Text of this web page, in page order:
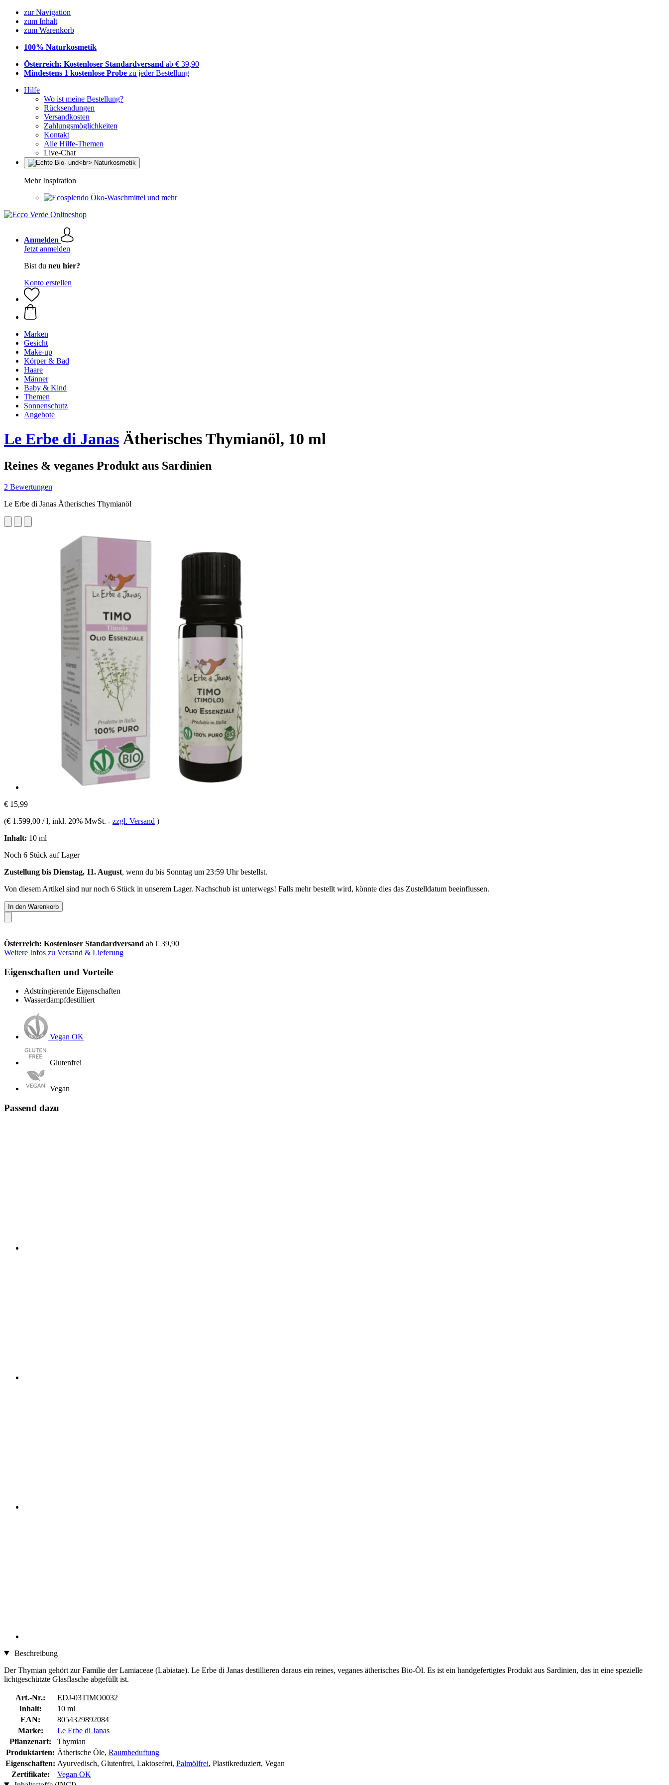
zur Navigation
zum Inhalt
zum Warenkorb
100% Naturkosmetik
Österreich: Kostenloser Standardversand ab € 39,90
Mindestens 1 kostenlose Probe zu jeder Bestellung
Hilfe
Wo ist meine Bestellung?
Rücksendungen
Versandkosten
Zahlungsmöglichkeiten
Kontakt
Alle Hilfe-Themen
Live-Chat
Mehr Inspiration
Öko-Waschmittel und mehr
Anmelden
Jetzt anmelden
Bist du neu hier?
Konto erstellen
Marken
Gesicht
Make-up
Körper & Bad
Haare
Männer
Baby & Kind
Themen
Sonnenschutz
Angebote
Le Erbe di Janas Ätherisches Thymianöl, 10 ml
Reines & veganes Produkt aus Sardinien
2 Bewertungen
Le Erbe di Janas Ätherisches Thymianöl
€ 15,99
(€ 1.599,00 / l, inkl. 20% MwSt. - zzgl. Versand )
Inhalt: 10 ml
Noch 6 Stück auf Lager
Zustellung bis Dienstag, 11. August, wenn du bis Sonntag um 23:59 Uhrbestellst.
Von diesem Artikel sind nur noch 6 Stück in unserem Lager. Nachschub ist unterwegs! Falls mehr bestellt wird, könnte dies das Zustelldatum beeinflussen.
In den Warenkorb
Österreich: Kostenloser Standardversand ab € 39,90
Weitere Infos zu Versand & Lieferung
Eigenschaften und Vorteile
Adstringierende Eigenschaften
Wasserdampfdestilliert
Vegan OK
Glutenfrei
Vegan
Passend dazu
Beschreibung
Der Thymian gehört zur Familie der Lamiaceae (Labiatae). Le Erbe di Janas destillieren daraus ein reines, veganes ätherisches Bio-Öl. Es ist ein handgefertigtes Produkt aus Sardinien, das in eine spezielle
lichtgeschützte Glasflasche abgefüllt ist.
Art.-Nr.:
EDJ-03TIMO0032
Inhalt:
10 ml
EAN:
8054329892084
Marke:
Le Erbe di Janas
Pflanzenart:
Thymian
Produktarten: Ätherische Öle, Raumbeduftung
Eigenschaften: Ayurvedisch, Glutenfrei, Laktosefrei, Palmölfrei, Plastikreduziert, Vegan
Zertifikate:
Vegan OK